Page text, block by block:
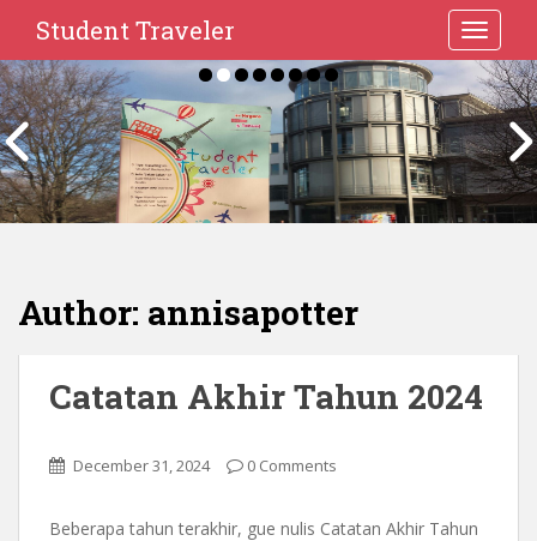
Student Traveler
Author: annisapotter
Catatan Akhir Tahun 2024
December 31, 2024 0 Comments
Beberapa tahun terakhir, gue nulis Catatan Akhir Tahun